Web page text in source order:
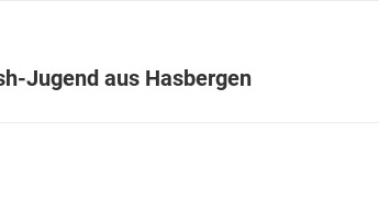
Jugend aus Hasbergen